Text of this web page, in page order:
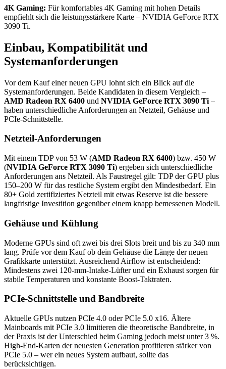
4K Gaming: Für komfortables 4K Gaming mit hohen Details
empfiehlt sich die leistungsstärkere Karte – NVIDIA GeForce RTX
3090 Ti.
Einbau, Kompatibilität und
Systemanforderungen
Vor dem Kauf einer neuen GPU lohnt sich ein Blick auf die
Systemanforderungen. Beide Kandidaten in diesem Vergleich –
AMD Radeon RX 6400 und NVIDIA GeForce RTX 3090 Ti –
haben unterschiedliche Anforderungen an Netzteil, Gehäuse und
PCIe-Schnittstelle.
Netzteil-Anforderungen
Mit einem TDP von 53 W (AMD Radeon RX 6400) bzw. 450 W
(NVIDIA GeForce RTX 3090 Ti) ergeben sich unterschiedliche
Anforderungen ans Netzteil. Als Faustregel gilt: TDP der GPU plus
150–200 W für das restliche System ergibt den Mindestbedarf. Ein
80+ Gold zertifiziertes Netzteil mit etwas Reserve ist die bessere
langfristige Investition gegenüber einem knapp bemessenen Modell.
Gehäuse und Kühlung
Moderne GPUs sind oft zwei bis drei Slots breit und bis zu 340 mm
lang. Prüfe vor dem Kauf ob dein Gehäuse die Länge der neuen
Grafikkarte unterstützt. Ausreichend Airflow ist entscheidend:
Mindestens zwei 120-mm-Intake-Lüfter und ein Exhaust sorgen für
stabile Temperaturen und konstante Boost-Taktraten.
PCIe-Schnittstelle und Bandbreite
Aktuelle GPUs nutzen PCIe 4.0 oder PCIe 5.0 x16. Ältere
Mainboards mit PCIe 3.0 limitieren die theoretische Bandbreite, in
der Praxis ist der Unterschied beim Gaming jedoch meist unter 3 %.
High-End-Karten der neuesten Generation profitieren stärker von
PCIe 5.0 – wer ein neues System aufbaut, sollte das
berücksichtigen.